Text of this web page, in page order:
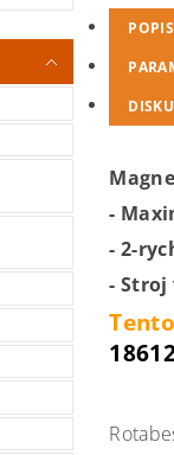
POPIS
-
- 2-
- Stroj